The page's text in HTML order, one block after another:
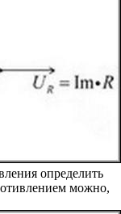
определить
можно,